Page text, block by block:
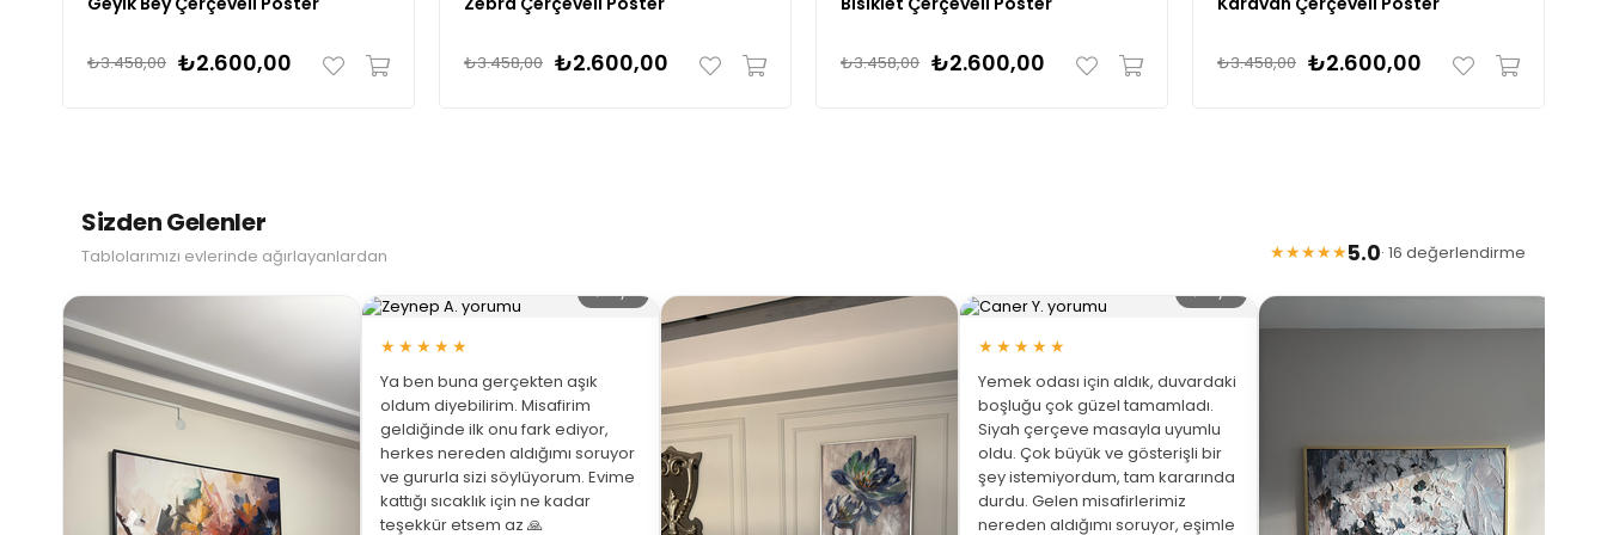
₺2.600,00
₺3.458,00 ₺2.600,00
₺3.458,00 ₺2.600,00
₺3.458,00 ₺2.600,00
₺3.458,00
Sizden Gelenler
Tablolarımızı evlerinde ağırlayanlardan ★★★★★5.0· 16 değerlendirme
★★★★★
Ya ben buna gerçekten aşık
oldum diyebilirim. Misafirim
geldiğinde ilk onu fark ediyor,
herkes nereden aldığımı soruyor
ve gururla sizi söylüyorum. Evime
kattığı sıcaklık için ne kadar
teşekkür etsem az 🙏
★★★★★
Yemek odası için aldık, duvardaki
boşluğu çok güzel tamamladı.
Siyah çerçeve masayla uyumlu
oldu. Çok büyük ve gösterişli bir
şey istemiyordum, tam kararında
durdu. Gelen misafirlerimiz
nereden aldığımı soruyor, eşimle